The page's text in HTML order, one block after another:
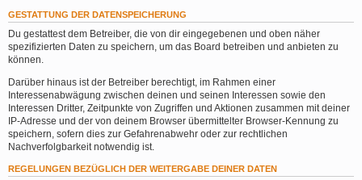
GESTATTUNG DER DATENSPEICHERUNG
Du gestattest dem Betreiber, die von dir eingegebenen und oben näher
spezifizierten Daten zu speichern, um das Board betreiben und anbieten zu
können.
Darüber hinaus ist der Betreiber berechtigt, im Rahmen einer
Interessenabwägung zwischen deinen und seinen Interessen sowie den
Interessen Dritter, Zeitpunkte von Zugriffen und Aktionen zusammen mit deiner
IP-Adresse und der von deinem Browser übermittelter Browser-Kennung zu
speichern, sofern dies zur Gefahrenabwehr oder zur rechtlichen
Nachverfolgbarkeit notwendig ist.
REGELUNGEN BEZÜGLICH DER WEITERGABE DEINER DATEN